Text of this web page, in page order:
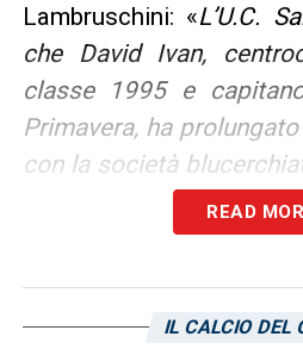
Lambruschini: «L’U.C.
che David Ivan,
classe 1995 e
Primavera, ha
con la società
READ
IL CALCIO DEL